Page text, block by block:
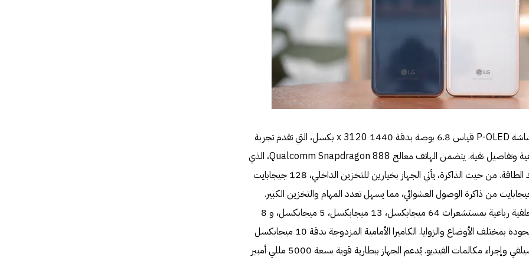
يتميز هاتف LG V60 ThinQ 5G بشاشة P-OLED قياس 6.8 بوصة بدقة 1440 x 3120 بكسل، التي تقدم تجربة
مشاهدة فائقة الوضوح مع ألوان زاهية وتفاصيل نقية. يتضمن الهاتف معالج Qualcomm Snapdragon 888، الذي
يوفر أداءً استثنائياً وكفاءة في استهلاك الطاقة. من حيث الذاكرة، يأتي الجهاز بخيارين للتخزين الداخلي، 128 جيجابايت
جيجابايت، بالإضافة إلى 8 جيجابايت من ذاكرة الوصول العشوائي، مما يسهل تعدد المهام والتخزين الكبير.
يشمل LG V60 ThinQ 5G كاميرا خلفية رباعية بمستشعرات 64 ميجابكسل، 13 ميجابكسل، 5 ميجابكسل، و 8
ميجابكسل، تتيح التقاط صور عالية الجودة بمختلف الأوضاع والزوايا. الكاميرا الأمامية المزدوجة بدقة 10 ميجابكسل
و8 ميجابكسل تعزز تجربة التقاط السيلفي وإجراء مكالمات الفيديو. يُدعم الجهاز ببطارية قوية بسعة 5000 مللي أمبير